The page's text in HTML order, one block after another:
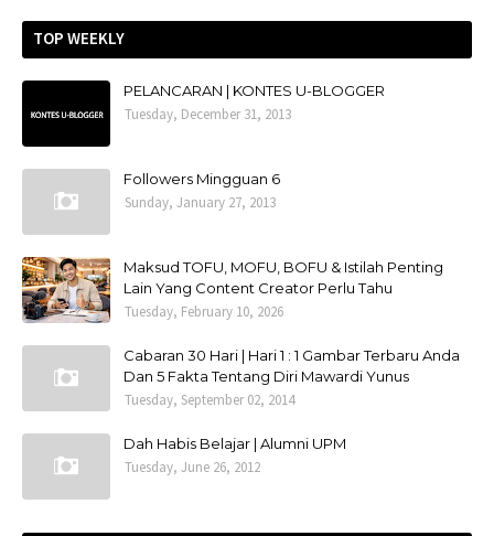
TOP WEEKLY
PELANCARAN | KONTES U-BLOGGER
Tuesday, December 31, 2013
Followers Mingguan 6
Sunday, January 27, 2013
Maksud TOFU, MOFU, BOFU & Istilah Penting
Lain Yang Content Creator Perlu Tahu
Tuesday, February 10, 2026
Cabaran 30 Hari | Hari 1 : 1 Gambar Terbaru Anda
Dan 5 Fakta Tentang Diri Mawardi Yunus
Tuesday, September 02, 2014
Dah Habis Belajar | Alumni UPM
Tuesday, June 26, 2012